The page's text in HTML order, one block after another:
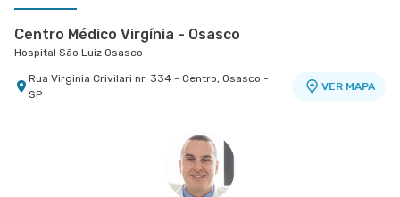
Centro Médico Virgínia - Osasco
Hospital São Luiz Osasco
Rua Virginia Crivilari nr. 334 - Centro, Osasco -
SP
VER MAPA
Avenida Marcos Penteado de Ulhoa Rodrigues nr.
939 Edificio Jatobá - Torre Ii 1° Andar - Tambore,
Rua Fernando Falcao nr. 1222 - Mooca, Sao Paulo